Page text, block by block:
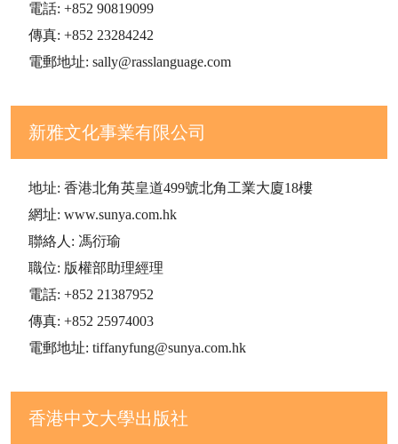
電話: +852 90819099
傳真: +852 23284242
電郵地址: sally@rasslanguage.com
新雅文化事業有限公司
地址: 香港北角英皇道499號北角工業大廈18樓
網址: www.sunya.com.hk
聯絡人: 馮衍瑜
職位: 版權部助理經理
電話: +852 21387952
傳真: +852 25974003
電郵地址: tiffanyfung@sunya.com.hk
香港中文大學出版社